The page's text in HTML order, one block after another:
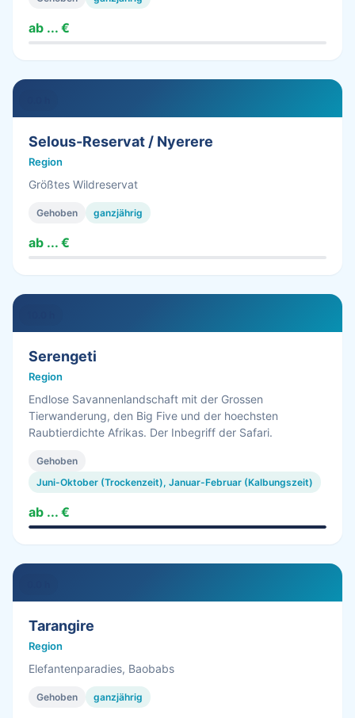
ab ... €
Selous-Reservat / Nyerere
Region
Größtes Wildreservat
Gehoben ganzjährig
ab ... €
Serengeti
Region
Endlose Savannenlandschaft mit der Grossen
Tierwanderung, den Big Five und der hoechsten
Raubtierdichte Afrikas. Der Inbegriff der Safari.
Gehoben
Juni-Oktober (Trockenzeit), Januar-Februar (Kalbungszeit)
ab ... €
Tarangire
Region
Elefantenparadies, Baobabs
Gehoben ganzjährig